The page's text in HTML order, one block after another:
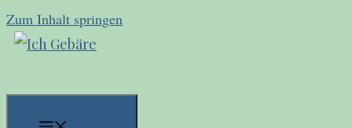
Zum Inhalt springen